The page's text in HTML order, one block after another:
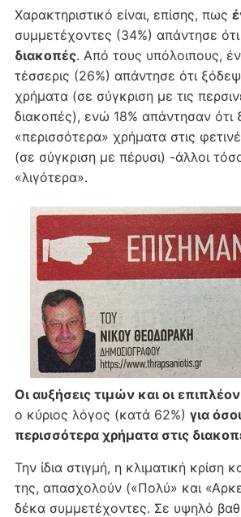
Χαρακτηριστικό είναι, επίσης, πως
συμμετέχοντες (34%) απάντησε ότι
διακοπές. Από τους υπόλοιπους,
τέσσερις (26%) απάντησε ότι
χρήματα (σε σύγκριση με τις
διακοπές), ενώ 18% απάντησαν ότι
«περισσότερα» χρήματα στις
(σε σύγκριση με πέρυσι) -άλλοι
«λιγότερα».
Οι αυξήσεις τιμών και οι
ο κύριος λόγος (κατά 62%) για
περισσότερα χρήματα στις
Την ίδια στιγμή, η κλιματική κρίση
της, απασχολούν («Πολύ» και
δέκα συμμετέχοντες. Σε υψηλό